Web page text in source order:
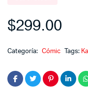
$299.00
Categoría: Cómic Tags: